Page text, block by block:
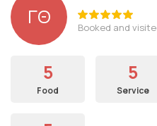
ΓΘ Booked and
5
Food
5
Service